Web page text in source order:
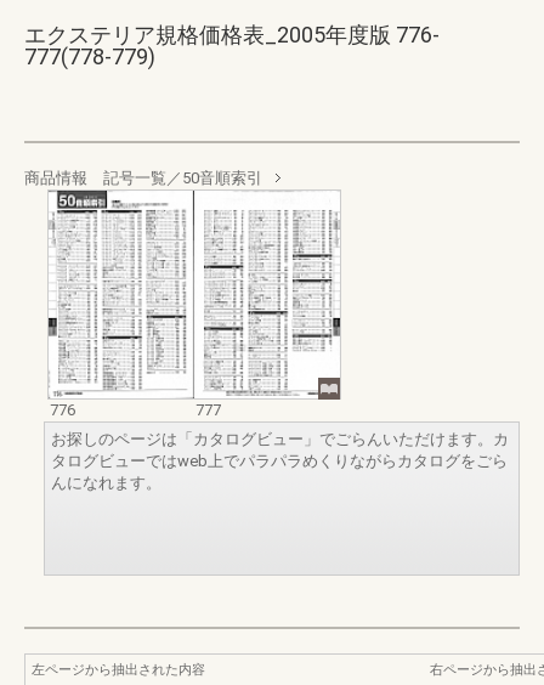
エクステリア規格価格表_2005年度版 776-
777(778-779)
商品情報 記号一覧／50音順索引
776
777
お探しのページは「カタログビュー」でごらんいただけます。カ
タログビューではweb上でパラパラめくりながらカタログをごら
んになれます。
左ページから抽出された内容
右ページから抽出